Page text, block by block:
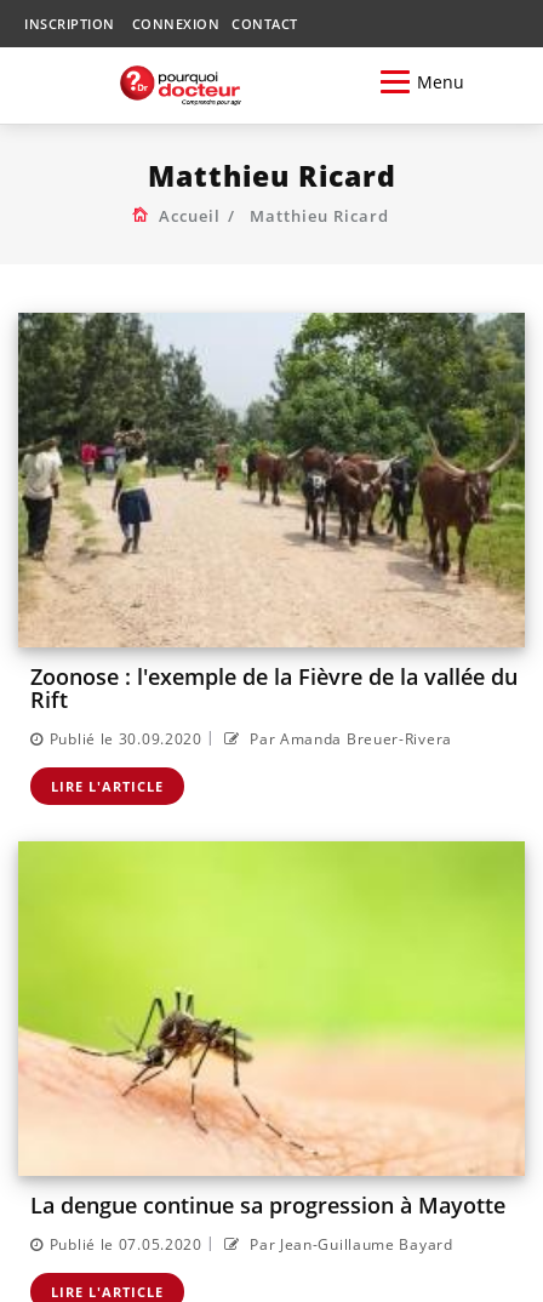
INSCRIPTION CONNEXION CONTACT
Menu
Matthieu Ricard
Accueil Matthieu Ricard
Zoonose : l'exemple de la Fièvre de la vallée du
Rift
Publié le 30.09.2020 | Par Amanda Breuer-Rivera
LIRE L'ARTICLE
La dengue continue sa progression à Mayotte
Publié le 07.05.2020 | Par Jean-Guillaume Bayard
LIRE L'ARTICLE